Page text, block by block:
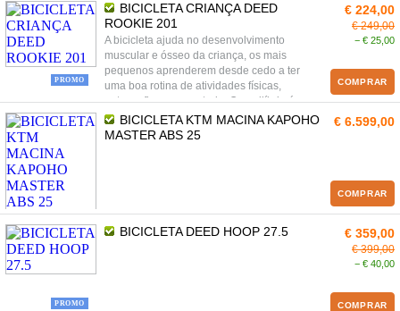
PROMO
BICICLETA CRIANÇA DEED
ROOKIE 201
A bicicleta ajuda no desenvolvimento
muscular e ósseo da criança, os mais
pequenos aprenderem desde cedo a ter
uma boa rotina de atividades físicas,
autoconfiança e controlo. O equilíbrio é
essencial quando estás a aprender a andar
de bicicleta, e as bicicletas ajudam as
€ 224,00
€ 249,00
− € 25,00
COMPRAR
BICICLETA KTM MACINA KAPOHO
MASTER ABS 25
€ 6.599,00
COMPRAR
PROMO
BICICLETA DEED HOOP 27.5 € 359,00
€ 399,00
− € 40,00
COMPRAR